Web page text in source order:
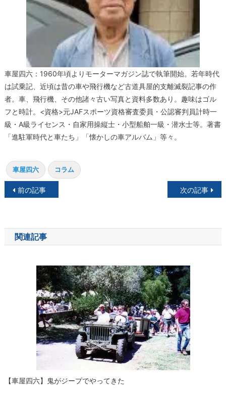
車屋四六：1960年頃よりモーターマガジン誌で執筆開始。若年時代
は試乗記、近頃は昔の車や飛行機など古道具屋的支離滅裂記事の作
者。車、飛行機、その他諸々古い写真と資料多数あり。趣味はゴル
フと時計。<資格>元JAFスポーツ資格審査委員・公認審判員計時一
級・A級ライセンス・自家用操縦士・小型船舶一級・潜水士等。著書
「進駐軍時代と車たち」「懐かしの車アルバム」等々。
車屋四六 コラム
投
ナ
ビ
前の記事 次の記事
関連記事
【車屋四六】鬼がジープでやってきた